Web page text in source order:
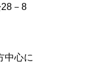
－8
中心に